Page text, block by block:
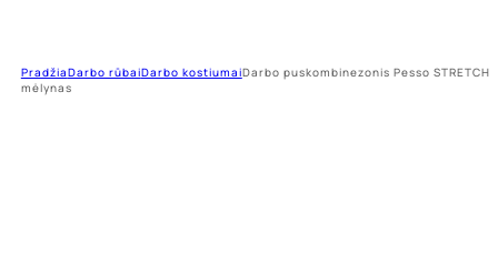
PradžiaDarbo rūbaiDarbo kostiumaiDarbo puskombinezonis Pesso STRETCH,
mėlynas